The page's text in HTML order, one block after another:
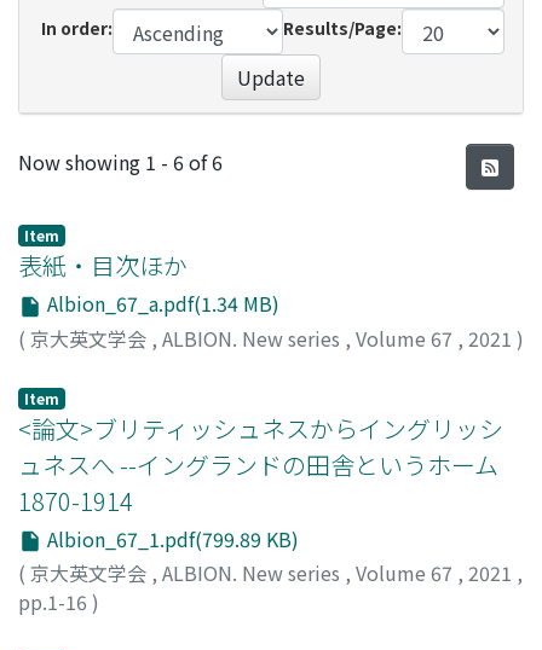
In order:
Results/Page:
Update
Recent Submissions
Now showing 1 - 6 of 6
Item
表紙・目次ほか
Albion_67_a.pdf(1.34 MB)
( 京大英文学会 , ALBION. New series , Volume 67 , 2021 )
Item
<論文>ブリティッシュネスからイングリッシ
ュネスへ --イングランドの田舎というホーム
1870-1914
Albion_67_1.pdf(799.89 KB)
( 京大英文学会 , ALBION. New series , Volume 67 , 2021 ,
pp.1-16 )